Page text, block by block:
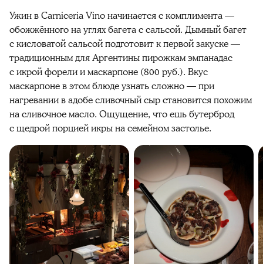
Ужин в Carniceria Vino начинается с комплимента —
обожжённого на углях багета с сальсой. Дымный багет
с кисловатой сальсой подготовит к первой закуске —
традиционным для Аргентины пирожкам эмпанадас
с икрой форели и маскарпоне (800 руб.). Вкус
маскарпоне в этом блюде узнать сложно — при
нагревании в адобе сливочный сыр становится похожим
на сливочное масло. Ощущение, что ешь бутерброд
с щедрой порцией икры на семейном застолье.